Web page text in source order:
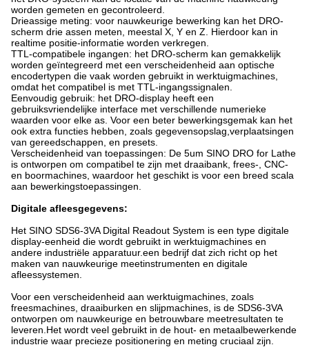
worden gemeten en gecontroleerd.
Drieassige meting: voor nauwkeurige bewerking kan het DRO-
scherm drie assen meten, meestal X, Y en Z. Hierdoor kan in
realtime positie-informatie worden verkregen.
TTL-compatibele ingangen: het DRO-scherm kan gemakkelijk
worden geïntegreerd met een verscheidenheid aan optische
encodertypen die vaak worden gebruikt in werktuigmachines,
omdat het compatibel is met TTL-ingangssignalen.
Eenvoudig gebruik: het DRO-display heeft een
gebruiksvriendelijke interface met verschillende numerieke
waarden voor elke as. Voor een beter bewerkingsgemak kan het
ook extra functies hebben, zoals gegevensopslag,verplaatsingen
van gereedschappen, en presets.
Verscheidenheid van toepassingen: De 5um SINO DRO for Lathe
is ontworpen om compatibel te zijn met draaibank, frees-, CNC-
en boormachines, waardoor het geschikt is voor een breed scala
aan bewerkingstoepassingen.
Digitale afleesgegevens:
Het SINO SDS6-3VA Digital Readout System is een type digitale
display-eenheid die wordt gebruikt in werktuigmachines en
andere industriële apparatuur.een bedrijf dat zich richt op het
maken van nauwkeurige meetinstrumenten en digitale
afleessystemen.
Voor een verscheidenheid aan werktuigmachines, zoals
freesmachines, draaiburken en slijpmachines, is de SDS6-3VA
ontworpen om nauwkeurige en betrouwbare meetresultaten te
leveren.Het wordt veel gebruikt in de hout- en metaalbewerkende
industrie waar precieze positionering en meting cruciaal zijn.